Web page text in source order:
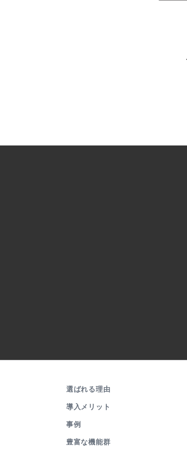
選ばれる理由
導入メリット
事例
豊富な機能群